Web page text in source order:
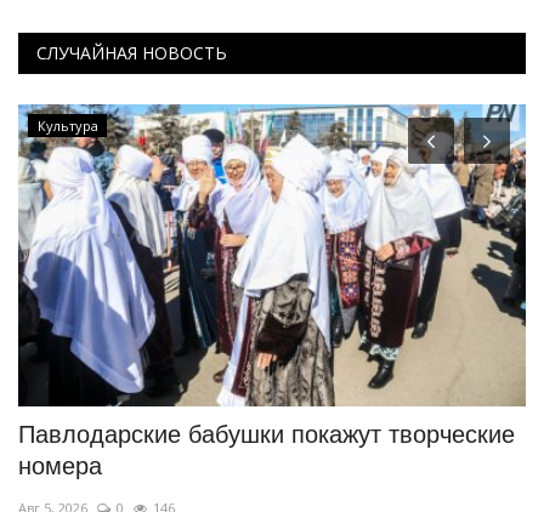
СЛУЧАЙНАЯ НОВОСТЬ
Культура
Павлодарские бабушки покажут творческие
номера
Авг 5, 2026 0 146